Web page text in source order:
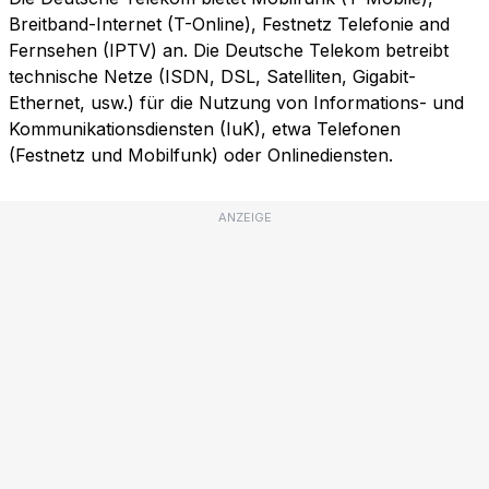
Breitband-Internet (T-Online), Festnetz Telefonie and
Fernsehen (IPTV) an. Die Deutsche Telekom betreibt
technische Netze (ISDN, DSL, Satelliten, Gigabit-
Ethernet, usw.) für die Nutzung von Informations- und
Kommunikationsdiensten (IuK), etwa Telefonen
(Festnetz und Mobilfunk) oder Onlinediensten.
ANZEIGE